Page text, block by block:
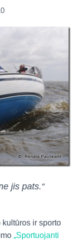
jis pats.“
ir sporto
„Sportuojanti